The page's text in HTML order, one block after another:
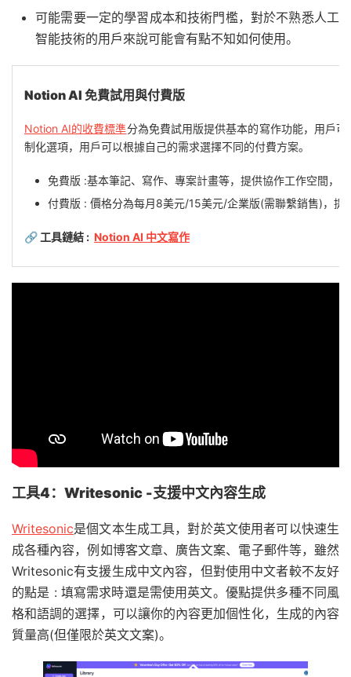
可能需要一定的學習成本和技術門檻，對於不熟悉人工
智能技術的用戶來說可能會有點不知如何使用。
Notion AI 免費試用與付費版
Notion AI的收費標準分為免費試用版提供基本的寫作功能，用戶
制化選項，用戶可以根據自己的需求選擇不同的付費方案。
免費版 :基本筆記、寫作、專案計畫等，提供協作工作空間，
付費版 : 價格分為每月8美元/15美元/企業版(需聯繫銷售)，提
🔗 工具鏈結 : Notion AI 中文寫作
工具4：Writesonic -支援中文內容生成
Writesonic是個文本生成工具，對於英文使用者可以快速生
成各種內容，例如博客文章、廣告文案、電子郵件等，雖然
Writesonic有支援生成中文內容，但對使用中文者較不友好
的點是 : 填寫需求時還是需使用英文。優點提供多種不同風
格和語調的選擇，可以讓你的內容更加個性化，生成的內容
質量高(但僅限於英文文案)。